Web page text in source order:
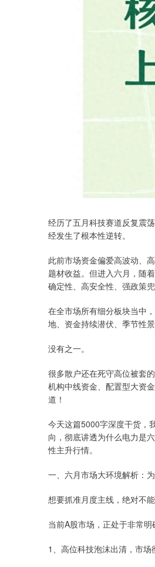
经历了五月科技赛道反复震
经发生了根本性逆转。
此前市场资金偏爱高波动、
题材收益。但进入六月，随
确定性、高安全性、强政策
在全市场所有细分板块当中
地、资金持续潜伏、季节性
没有之一。
很多散户还在死守高位被套
机构中线资金、配置型大资
道！
今天这篇5000字深度干货，
向，彻底讲透为什么电力是
性主升行情。
一、六月市场大环境解析：
想要抓准月度主线，绝对不
当前A股市场，正处于非常
1、高位科技泡沫出清，市